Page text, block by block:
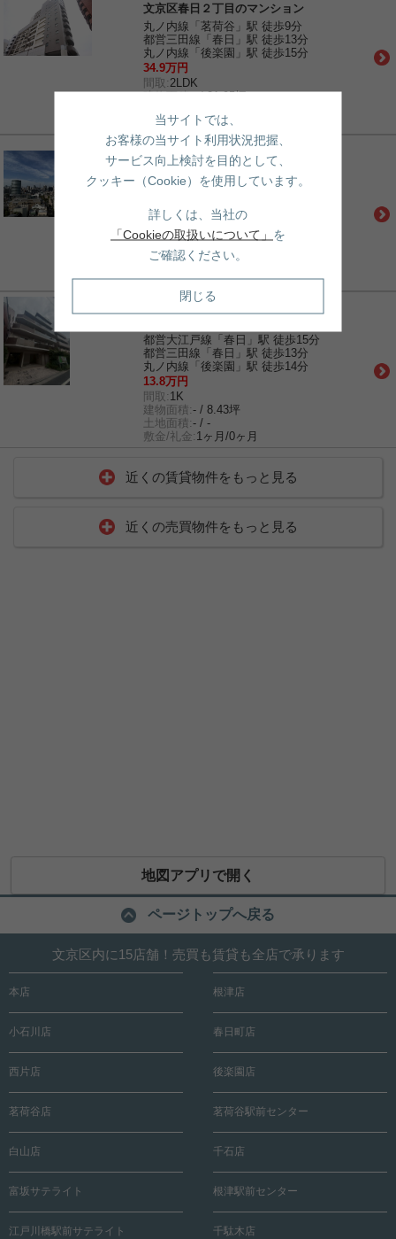
文京区春日２丁目のマンション
丸ノ内線「茗荷谷」駅 徒歩9分
都営三田線「春日」駅 徒歩13分
丸ノ内線「後楽園」駅 徒歩15分
34.9万円
間取: 2LDK
建物面積:- / 21.95坪
敷金/礼金: 1ヶ月/0ヶ月
賃貸｜マンション
コロネード春日
丸ノ内線「茗荷谷」駅 徒歩9分
丸ノ内線「後楽園」駅 徒歩15分
29.9万円
間取:2LDK
建物面積:- / 21.95坪
敷金/礼金:1ヶ月/0ヶ月
賃貸｜マンション
都営大江戸線「春日」駅 徒歩15分
都営三田線「春日」駅 徒歩13分
丸ノ内線「後楽園」駅 徒歩14分
13.8万円
間取: 1K
建物面積:- / 8.43坪
土地面積:- / -
敷金/礼金: 1ヶ月/0ヶ月
近くの賃貸物件をもっと見る
近くの売買物件をもっと見る
地図アプリで開く
ページトップへ戻る
文京区内に15店舗！売買も賃貸も全店で承ります
本店 根津店
小石川店 春日町店
西片店 後楽園店
茗荷谷店 茗荷谷駅前センター
白山店 千石店
富坂サテライト 根津駅前センター
江戸川橋駅前サテライト 千駄木店
当サイトでは、
お客様の当サイト利用状況把握、
サービス向上検討を目的として、
クッキー（Cookie）を使用しています。
詳しくは、当社の
「Cookieの取扱いについて」 を
ご確認ください。
閉じる